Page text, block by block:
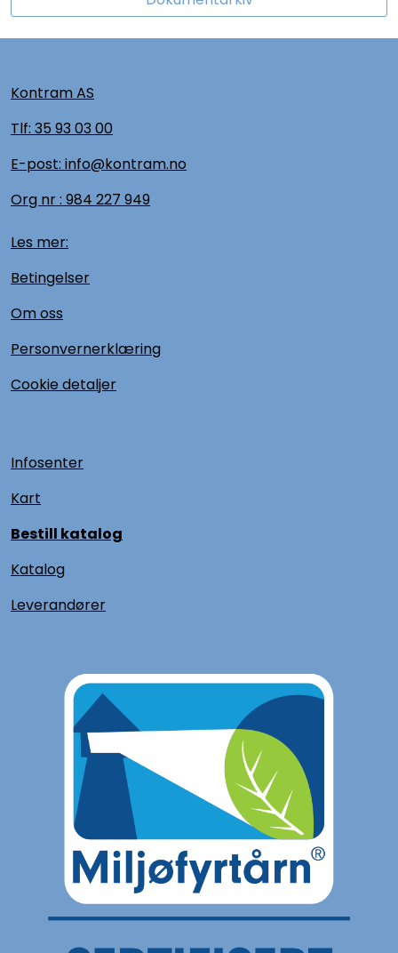
Kontram AS
Tlf: 35 93 03 00
E-post: info@kontram.no
Org nr : 984 227 949
Les mer:
Betingelser
Om oss
Personvernerklæring
Cookie detaljer
Infosenter
Kart
Bestill katalog
Katalog
Leverandører